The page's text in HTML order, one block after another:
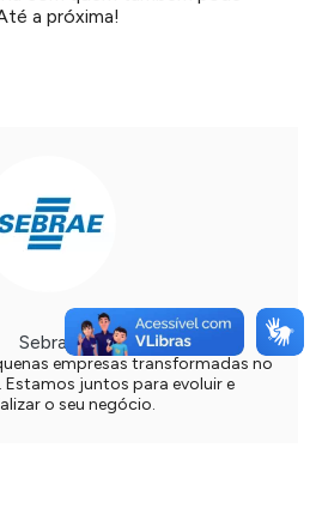
a próxima!
Sebrae
empresas transformadas no
Estamos juntos para evoluir e
o seu negócio.